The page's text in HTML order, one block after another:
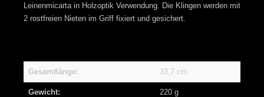
Leinenmicarta in Holzoptik Verwendung. Die Klingen werden mit
2 rostfreien Nieten im Griff fixiert und gesichert.
Gesamtlänge: 33,7 cm
Gewicht: 220 g